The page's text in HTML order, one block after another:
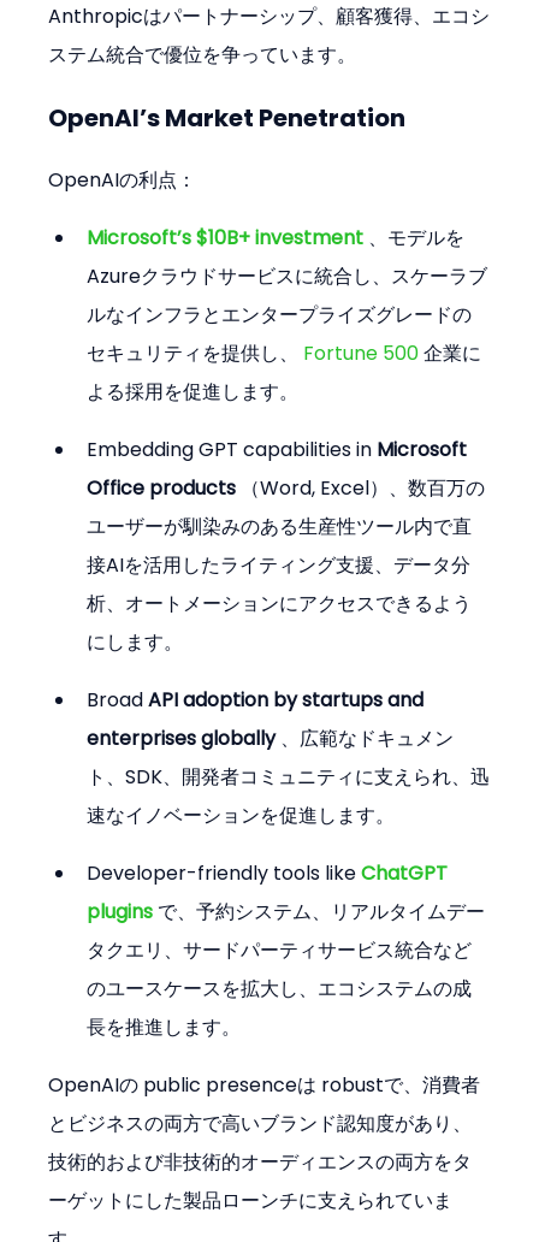
Anthropicはパートナーシップ、顧客獲得、エコシ
ステム統合で優位を争っています。
OpenAI’s Market Penetration
OpenAIの利点：
Microsoft’s $10B+ investment 、モデルを
Azureクラウドサービスに統合し、スケーラブ
ルなインフラとエンタープライズグレードの
セキュリティを提供し、 Fortune 500 企業に
よる採用を促進します。
Embedding GPT capabilities in Microsoft
Office products （Word, Excel）、数百万の
ユーザーが馴染みのある生産性ツール内で直
接AIを活用したライティング支援、データ分
析、オートメーションにアクセスできるよう
にします。
Broad API adoption by startups and
enterprises globally 、広範なドキュメン
ト、SDK、開発者コミュニティに支えられ、迅
速なイノベーションを促進します。
Developer-friendly tools like ChatGPT
plugins で、予約システム、リアルタイムデー
タクエリ、サードパーティサービス統合など
のユースケースを拡大し、エコシステムの成
長を推進します。
OpenAIの public presenceは robustで、消費者
とビジネスの両方で高いブランド認知度があり、
技術的および非技術的オーディエンスの両方をタ
ーゲットにした製品ローンチに支えられていま